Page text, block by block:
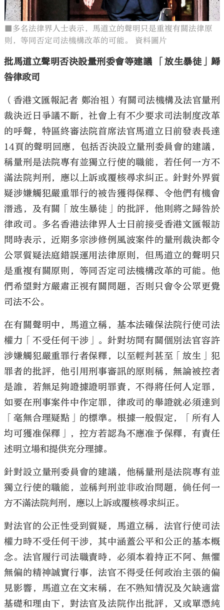
■多名法律界人士表示，馬道立的聲明只是重複有關法律原
則，等同否定司法機構改革的可能。 資料圖片
批馬道立聲明否決設量刑委會等建議 「放生暴徒」歸
咎律政司
（香港文匯報記者 鄭治祖）有關司法機構及法官量刑
裁決近日爭議不斷，社會上有不少要求司法制度改革
的呼聲，特區終審法院首席法官馬道立日前發表長達
14頁的聲明回應，包括否決設立量刑委員會的建議，
稱量刑是法院專有並獨立行使的職能，若任何一方不
滿法院判刑，應以上訴或覆核尋求糾正。針對外界質
疑涉嫌觸犯嚴重罪行的被告獲得保釋、令他們有機會
潛逃，及有關「放生暴徒」的批評，他則將之歸咎於
律政司。多名香港法律界人士日前接受香港文匯報訪
問時表示，近期多宗涉修例風波案件的量刑裁決都令
公眾質疑法庭錯誤運用法律原則，但馬道立的聲明只
是重複有關原則，等同否定司法機構改革的可能。他
們希望對方嚴肅正視有關問題，否則只會令公眾更覺
司法不公。
在有關聲明中，馬道立稱，基本法確保法院行使司法
權力「不受任何干涉」。針對坊間有關個別法官容許
涉嫌觸犯嚴重罪行者保釋，以至輕判甚至「放生」犯
罪者的批評，他引用刑事審訊的原則稱，無論被控者
是誰，若無足夠證據證明罪責，不得將任何人定罪，
如要在刑事案件中作定罪，律政司的舉證就必須達到
「毫無合理疑點」的標準。根據一般假定，「所有人
均可獲准保釋」，控方若認為不應准予保釋，有責任
述明立場和提供充分理據。
針對設立量刑委員會的建議，他稱量刑是法院專有並
獨立行使的職能，並稱判刑並非政治問題，倘任何一
方不滿法院判刑，應以上訴或覆核尋求糾正。
對法官的公正性受到質疑，馬道立稱，法官行使司法
權力時不受任何干涉，其中涵蓋公平和公正的基本概
念。法官履行司法職責時，必須本着持正不阿、無懼
無偏的精神誠實行事，法官不得受任何政治主張的偏
見影響，馬道立在文末稱，在不熟知情況及欠缺適當
基礎和理由下，對法官及法院作出批評，又或單憑純